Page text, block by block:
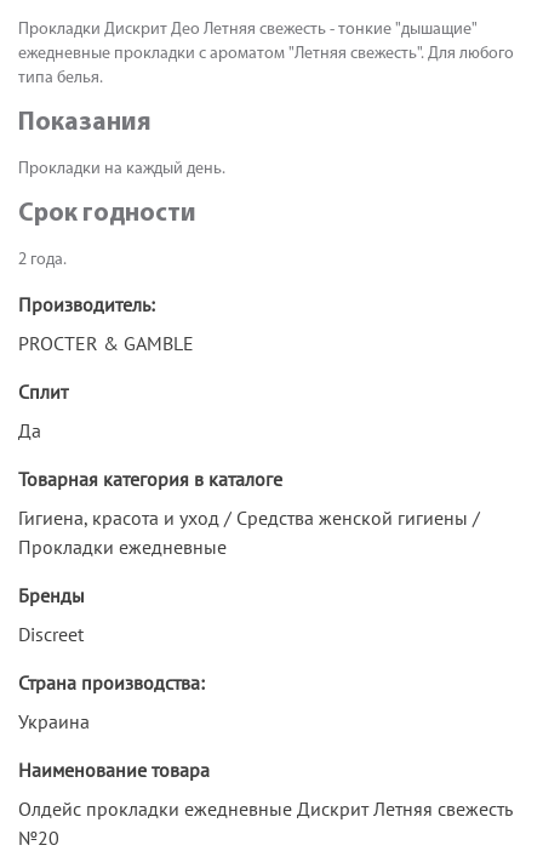
Прокладки Дискрит Део Летняя свежесть - тонкие "дышащие"
ежедневные прокладки с ароматом "Летняя свежесть". Для любого
типа белья.
Показания
Прокладки на каждый день.
Срок годности
2 года.
Производитель:
PROCTER & GAMBLE
Сплит
Да
Товарная категория в каталоге
Гигиена, красота и уход / Средства женской гигиены /
Прокладки ежедневные
Бренды
Discreet
Страна производства:
Украина
Наименование товара
Олдейс прокладки ежедневные Дискрит Летняя свежесть
№20